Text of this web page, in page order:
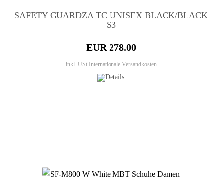
SAFETY GUARDZA TC UNISEX BLACK/BLACK
S3
EUR 278.00
inkl. USt Internationale Versandkosten